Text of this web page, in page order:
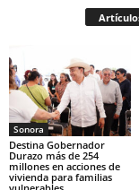
Sonora
Destina Gobernador
Durazo más de 254
millones en acciones de
vivienda para familias